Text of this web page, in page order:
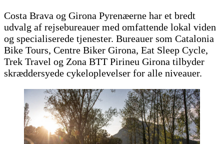
Costa Brava og Girona Pyrenæerne har et bredt
udvalg af rejsebureauer med omfattende lokal viden
og specialiserede tjenester. Bureauer som Catalonia
Bike Tours, Centre Biker Girona, Eat Sleep Cycle,
Trek Travel og Zona BTT Pirineu Girona tilbyder
skræddersyede cykeloplevelser for alle niveauer.